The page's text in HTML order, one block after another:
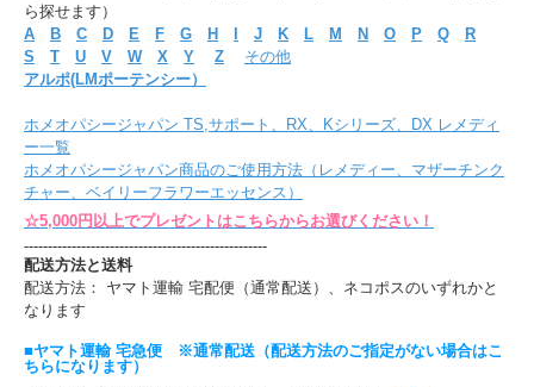
ら探せます）
A
B C D E F G H J K L M N O P Q
R
S
T U V W X Y Z
その他
アルポ(LMポーテンシー）
ホメオパシージャパン TS,サポート、RX、Kシリーズ、DX レメディ
ー一覧
ホメオパシージャパン商品のご使用方法（レメディー、マザーチンク
チャー、ベイリーフラワーエッセンス）
☆5,000円以上でプレゼントはこちらからお選びください！
---------------------------------------------------
配送方法と送料
配送方法： ヤマト運輸 宅配便（通常配送）、ネコポスのいずれかと
なります
■ヤマト運輸 宅急便 ※通常配送（配送方法のご指定がない場合はこ
ちらになります）